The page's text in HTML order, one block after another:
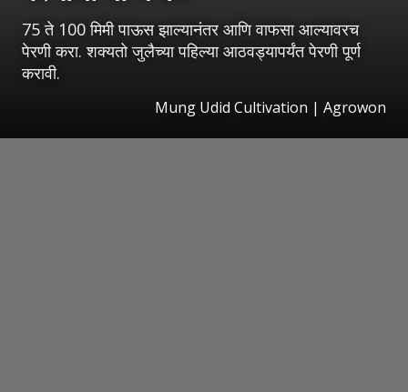
75 ते 100 मिमी पाऊस झाल्यानंतर आणि वाफसा आल्यावरच
पेरणी करा. शक्यतो जुलैच्या पहिल्या आठवड्यापर्यंत पेरणी पूर्ण
करावी.
Mung Udid Cultivation | Agrowon